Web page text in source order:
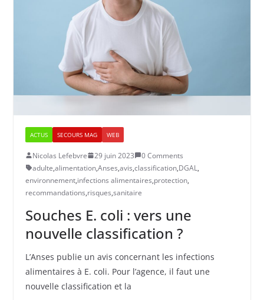
ACTUS SECOURS MAG WEB
Nicolas Lefebvre 29 juin 2023
0 Comments
adulte,alimentation,Anses,avis,classification,DGAL,
environnement,infections alimentaires,protection,
recommandations,risques,sanitaire
Souches E. coli : vers une
nouvelle classification ?
L’Anses publie un avis concernant les infections
alimentaires à E. coli. Pour l’agence, il faut une
nouvelle classification et la